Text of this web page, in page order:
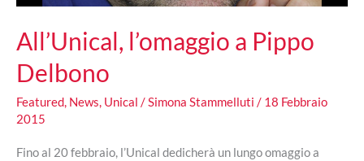
All’Unical, l’omaggio a Pippo
Delbono
Featured, News, Unical /Simona Stammelluti / 18 Febbraio
2015
Fino al 20 febbraio, l’Unical dedicherà un lungo omaggio a